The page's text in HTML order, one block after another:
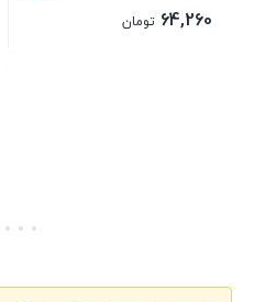
64,260 تومان